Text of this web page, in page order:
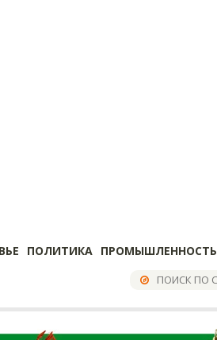
ПОЛИТИКА ПРОМЫШЛЕННОСТЬ